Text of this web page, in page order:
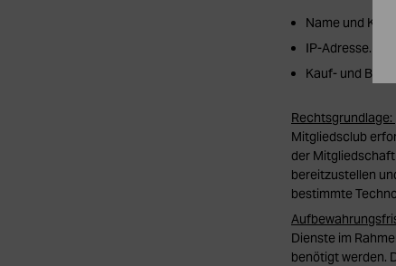
Name und
IP-Adresse.
Kauf- und
Rechtsgrundlage:
Mitgliedsclub
der
bereitzustellen
bestimmte
Dienste im
benötigt werden.